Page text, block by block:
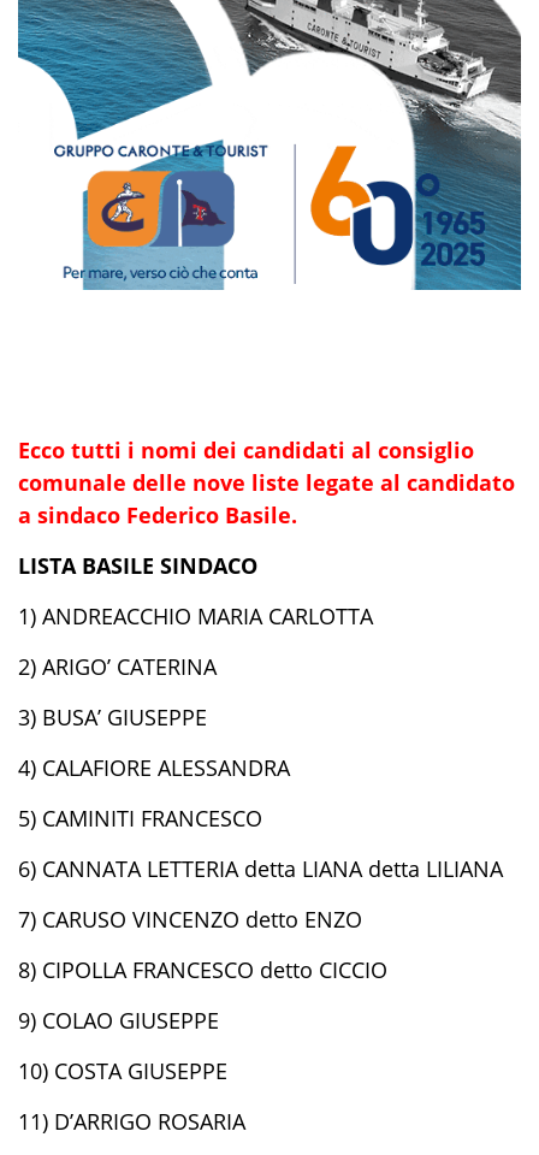
Ecco tutti i nomi dei candidati al consiglio
comunale delle nove liste legate al candidato
a sindaco Federico Basile.
LISTA BASILE SINDACO
1) ANDREACCHIO MARIA CARLOTTA
2) ARIGO’ CATERINA
3) BUSA’ GIUSEPPE
4) CALAFIORE ALESSANDRA
5) CAMINITI FRANCESCO
6) CANNATA LETTERIA detta LIANA detta LILIANA
7) CARUSO VINCENZO detto ENZO
8) CIPOLLA FRANCESCO detto CICCIO
9) COLAO GIUSEPPE
10) COSTA GIUSEPPE
11) D’ARRIGO ROSARIA